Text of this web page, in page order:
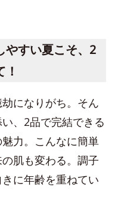
やすい夏こそ、2
になりがち。そん
、2品で完結できる
力。こんなに簡単
肌も変わる。調子
に年齢を重ねてい